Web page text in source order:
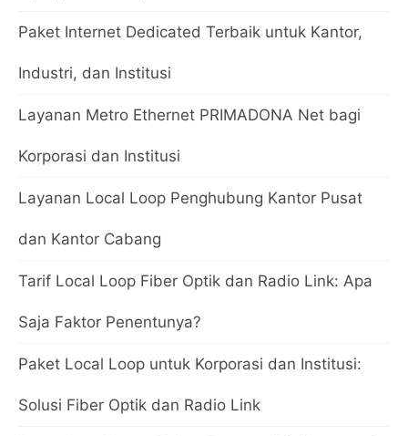
Paket Internet Dedicated Terbaik untuk Kantor,
Industri, dan Institusi
Layanan Metro Ethernet PRIMADONA Net bagi
Korporasi dan Institusi
Layanan Local Loop Penghubung Kantor Pusat
dan Kantor Cabang
Tarif Local Loop Fiber Optik dan Radio Link: Apa
Saja Faktor Penentunya?
Paket Local Loop untuk Korporasi dan Institusi:
Solusi Fiber Optik dan Radio Link